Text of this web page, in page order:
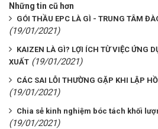
Những tin cũ hơn
GÓI THẦU EPC LÀ GÌ - TRUNG TÂM
(19/01/2021)
KAIZEN LÀ GÌ? LỢI ÍCH TỪ VIỆC ỨNG
XUẤT (19/01/2021)
CÁC SAI LỖI THƯỜNG GẶP KHI LẬP
(19/01/2021)
Chia sẻ kinh nghiệm bóc tách khối
(19/01/2021)